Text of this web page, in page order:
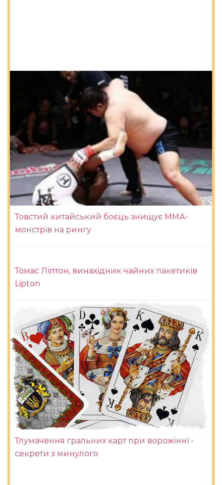
Товстий китайський боєць знищує ММА-
монстрів на рингу
Томас Ліптон, винахідник чайних пакетиків
Lipton
Тлумачення гральних карт при ворожінні -
секрети з минулого